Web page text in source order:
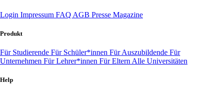
Login Impressum FAQ AGB Presse Magazine
Produkt
Für Studierende Für Schüler*innen Für Auszubildende Für
Unternehmen Für Lehrer*innen Für Eltern Alle Universitäten
Help